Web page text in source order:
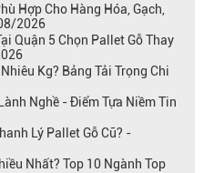
Hợp Cho Hàng Hóa, Gạch,
2026
Quận 5 Chọn Pallet Gỗ Thay
Kg? Bảng Tải Trọng Chi
Nghề - Điểm Tựa Niềm Tin
Lý Pallet Gỗ Cũ? -
Nhất? Top 10 Ngành Top